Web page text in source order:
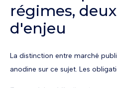
régimes,
d'enjeu
La distinction entre marché
anodine sur ce sujet. Les